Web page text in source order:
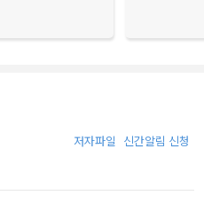
저자파일 신간알림 신청